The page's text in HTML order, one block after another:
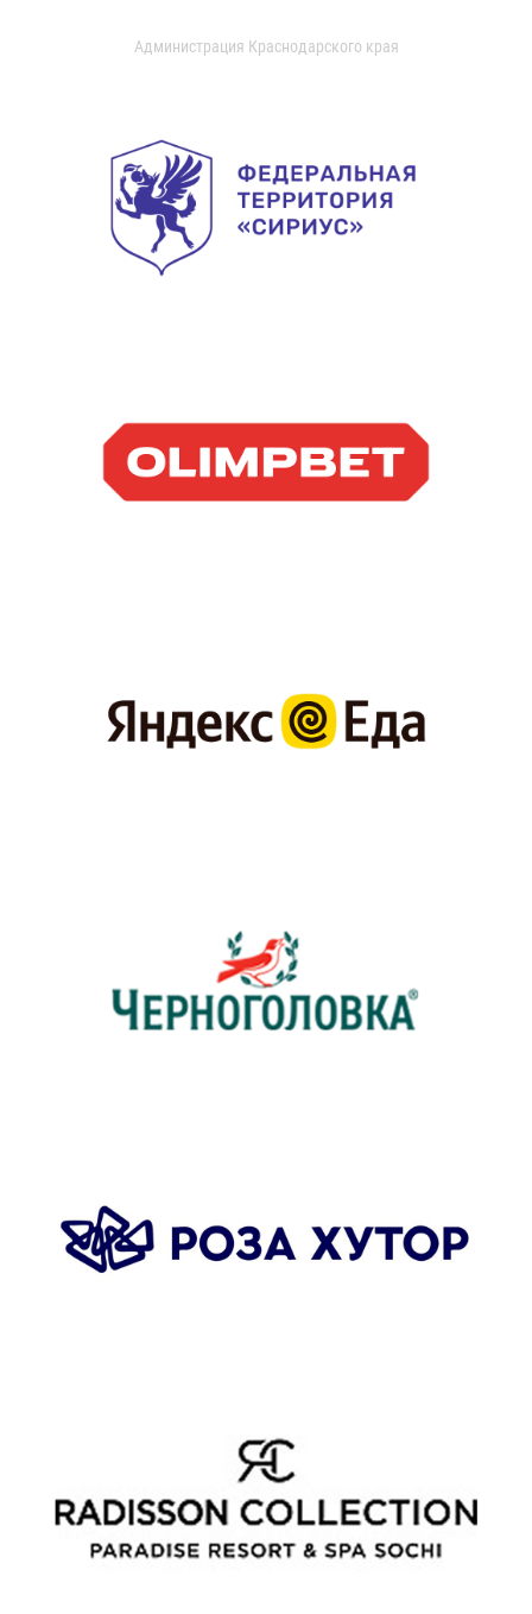
Администрация Краснодарского края